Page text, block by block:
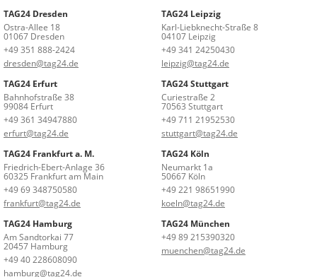
TAG24 Dresden
Ostra-Allee 18
01067 Dresden
+49 351 888-2424
dresden@tag24.de
TAG24 Leipzig
Karl-Liebknecht-Straße 8
04107 Leipzig
+49 341 24250430
leipzig@tag24.de
TAG24 Erfurt
Bahnhofstraße 38
99084 Erfurt
+49 361 34947880
erfurt@tag24.de
TAG24 Stuttgart
Curiestraße 2
70563 Stuttgart
+49 711 21952530
stuttgart@tag24.de
TAG24 Frankfurt a. M.
Friedrich-Ebert-Anlage 36
60325 Frankfurt am Main
+49 69 348750580
frankfurt@tag24.de
TAG24 Köln
Neumarkt 1a
50667 Köln
+49 221 98651990
koeln@tag24.de
TAG24 Hamburg
Am Sandtorkai 77
20457 Hamburg
+49 40 228608090
hamburg@tag24.de
TAG24 München
+49 89 215390320
muenchen@tag24.de